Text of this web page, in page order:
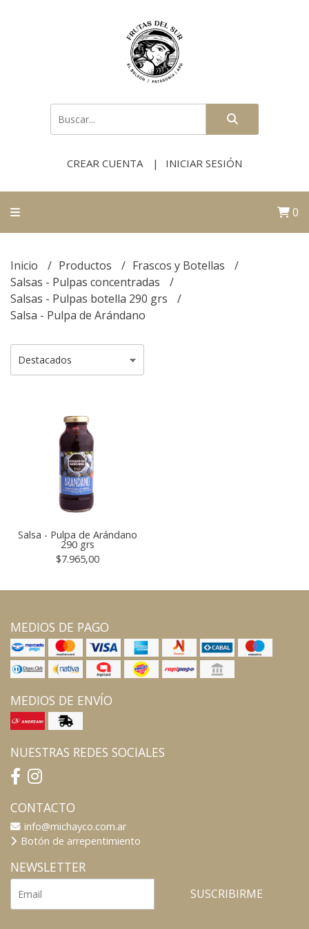
CREAR CUENTA INICIAR SESIÓN
0
Inicio Productos
Frascos y Botellas
Salsas - Pulpas concentradas
Salsas - Pulpas botella 290 grs
Salsa - Pulpa de Arándano
Salsa - Pulpa de Arándano
290 grs
$7.965,00
MEDIOS DE PAGO
MEDIOS DE ENVÍO
NUESTRAS REDES SOCIALES
CONTACTO
info@michayco.com.ar
Botón de arrepentimiento
NEWSLETTER
SUSCRIBIRME